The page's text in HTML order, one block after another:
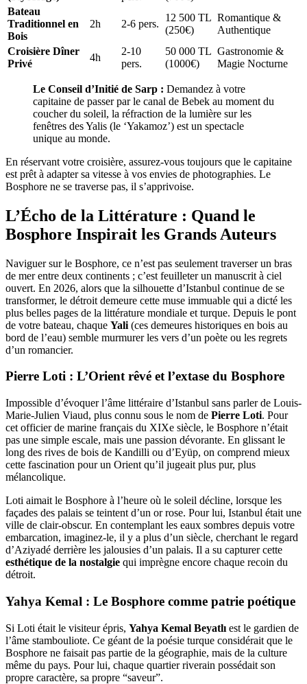
Bateau
Traditionnel en
Bois
2h 2-6 pers.
12 500 TL
(250€)
Romantique &
Authentique
Croisière Dîner
Privé
4h
2-10
pers.
50 000 TL
(1000€)
Gastronomie &
Magie Nocturne
Le Conseil d’Initié de Sarp : Demandez à votre
capitaine de passer par le canal de Bebek au moment du
coucher du soleil, la réfraction de la lumière sur les
fenêtres des Yalis (le ‘Yakamoz’) est un spectacle
unique au monde.
En réservant votre croisière, assurez-vous toujours que le capitaine
est prêt à adapter sa vitesse à vos envies de photographies. Le
Bosphore ne se traverse pas, il s’apprivoise.
L’Écho de la Littérature : Quand le
Bosphore Inspirait les Grands Auteurs
Naviguer sur le Bosphore, ce n’est pas seulement traverser un bras
de mer entre deux continents ; c’est feuilleter un manuscrit à ciel
ouvert. En 2026, alors que la silhouette d’Istanbul continue de se
transformer, le détroit demeure cette muse immuable qui a dicté les
plus belles pages de la littérature mondiale et turque. Depuis le pont
de votre bateau, chaque Yali (ces demeures historiques en bois au
bord de l’eau) semble murmurer les vers d’un poète ou les regrets
d’un romancier.
Pierre Loti : L’Orient rêvé et l’extase du Bosphore
Impossible d’évoquer l’âme littéraire d’Istanbul sans parler de Louis-
Marie-Julien Viaud, plus connu sous le nom de Pierre Loti. Pour
cet officier de marine français du XIXe siècle, le Bosphore n’était
pas une simple escale, mais une passion dévorante. En glissant le
long des rives de bois de Kandilli ou d’Eyüp, on comprend mieux
cette fascination pour un Orient qu’il jugeait plus pur, plus
mélancolique.
Loti aimait le Bosphore à l’heure où le soleil décline, lorsque les
façades des palais se teintent d’un or rose. Pour lui, Istanbul était une
ville de clair-obscur. En contemplant les eaux sombres depuis votre
embarcation, imaginez-le, il y a plus d’un siècle, cherchant le regard
d’Aziyadé derrière les jalousies d’un palais. Il a su capturer cette
esthétique de la nostalgie qui imprègne encore chaque recoin du
détroit.
Yahya Kemal : Le Bosphore comme patrie poétique
Si Loti était le visiteur épris, Yahya Kemal Beyatlı est le gardien de
l’âme stambouliote. Ce géant de la poésie turque considérait que le
Bosphore ne faisait pas partie de la géographie, mais de la culture
même du pays. Pour lui, chaque quartier riverain possédait son
propre caractère, sa propre “saveur”.